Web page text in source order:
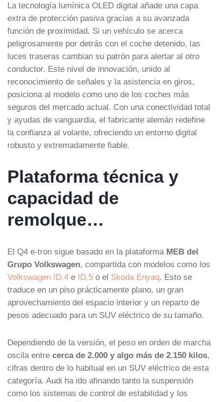
La tecnología lumínica OLED digital añade una capa
extra de protección pasiva gracias a su avanzada
función de proximidad. Si un vehículo se acerca
peligrosamente por detrás con el coche detenido, las
luces traseras cambian su patrón para alertar al otro
conductor. Este nivel de innovación, unido al
reconocimiento de señales y la asistencia en giros,
posiciona al modelo como uno de los coches más
seguros del mercado actual. Con una conectividad total
y ayudas de vanguardia, el fabricante alemán redefine
la confianza al volante, ofreciendo un entorno digital
robusto y extremadamente fiable.
Plataforma técnica y
capacidad de
remolque…
El Q4 e-tron sigue basado en la plataforma MEB del
Grupo Volkswagen, compartida con modelos como los
Volkswagen ID.4 e ID.5 o el Skoda Enyaq. Esto se
traduce en un piso prácticamente plano, un gran
aprovechamiento del espacio interior y un reparto de
pesos adecuado para un SUV eléctrico de su tamaño.
Dependiendo de la versión, el peso en orden de marcha
oscila entre cerca de 2.000 y algo más de 2.150 kilos,
cifras dentro de lo habitual en un SUV eléctrico de esta
categoría. Audi ha ido afinando tanto la suspensión
como los sistemas de control de estabilidad y los